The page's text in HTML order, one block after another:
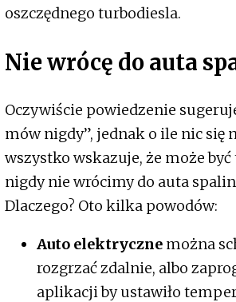
oszczędnego turbodiesla.
Nie wrócę do auta
Oczywiście powiedzenie
mów nigdy”, jednak o ile nic się
wszystko wskazuje, że może
nigdy nie wrócimy do auta
Dlaczego? Oto kilka powodów:
Auto elektryczne można
rozgrzać zdalnie, albo
aplikacji by ustawiło